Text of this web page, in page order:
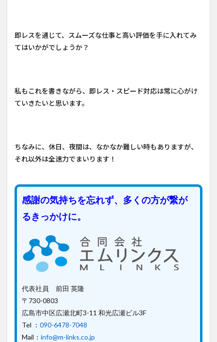
即レスを通じて、スムーズな仕事と高い評価を手に入れてみ
てはいかがでしょうか？
私もこれを書きながら、即レス・スピード対応は常に心がけ
ていきたいと思います。
ちなみに、休日、夜間は、なかなか難しい時もありますが、
それ以外は全速力でまいります！
感謝の気持ちを忘れず、多くの方が繋が
るきっかけに。
代表社員 前田 英隆
〒730-0803
広島市中区広瀬北町3-11 和光広瀬ビル3F
Tel ： 090-6478-7048
Mail： info@m-links.co.jp